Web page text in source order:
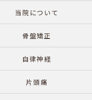
当院について
骨盤矯正
自律神経
片頭痛